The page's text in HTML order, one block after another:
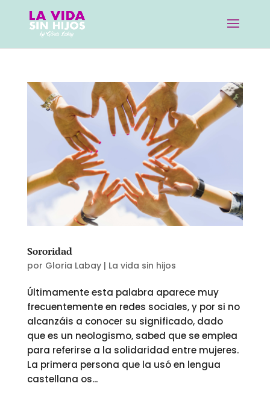
Sororidad
por Gloria Labay| La vida sin hijos
Últimamente esta palabra aparece muy
frecuentemente en redes sociales, y por si no
alcanzáis a conocer su significado, dado
que es un neologismo, sabed que se emplea
para referirse a la solidaridad entre mujeres.
La primera persona que la usó en lengua
castellana os...